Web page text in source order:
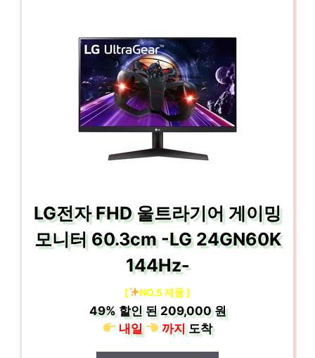
LG전자 FHD 울트라기어 게이밍
모니터 60.3cm -LG 24GN60K
144Hz-
[ NO.5 제품 ]
49%할인 된209,000 원
내일
까지도착